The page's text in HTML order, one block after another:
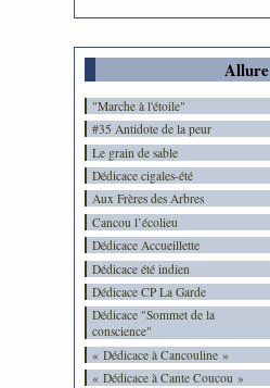
Allure
"Marche à l'étoile"
#35 Antidote de la peur
Le grain de sable
Dédicace cigales-été
Aux Frères des Arbres
Cancou l’écolieu
Dédicace Accueillette
Dédicace été indien
Dédicace CP La Garde
Dédicace "Sommet de la
conscience"
« Dédicace à Cancouline »
« Dédicace à Cante Coucou »